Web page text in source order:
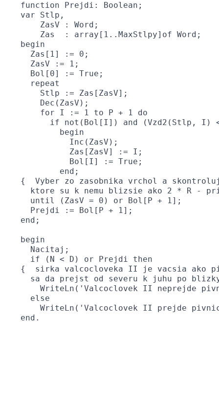
function Prejdi: Boolean;
var Stlp,
     ZasV : Word;
     Zas  : array[1..MaxStlpy]of Word;
begin
   Zas[1] := 0;
   ZasV := 1;
   Bol[0] := True;
   repeat
     Stlp := Zas[ZasV];
     Dec(ZasV);
     for I := 1 to P + 1 do
if not(Bol[I]) and (Vzd2(Stlp, I)
         begin
           Inc(ZasV);
           Zas[ZasV] := I;
           Bol[I] := True;
         end;
{  Vyber zo zasobnika vrchol a
ktore su k nemu blizsie ako 2 * R -
   until (ZasV = 0) or Bol[P + 1];
   Prejdi := Bol[P + 1];
end;
begin
   Nacitaj;
   if (N < D) or Prejdi then
{  sirka valcocloveka II je vacsia ako
sa da prejst od severu k juhu po
WriteLn('Valcoclovek II neprejde
   else
WriteLn('Valcoclovek II prejde
end.